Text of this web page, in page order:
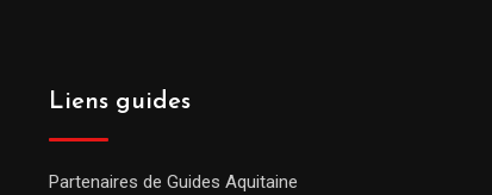
Liens guides
Partenaires de Guides Aquitaine